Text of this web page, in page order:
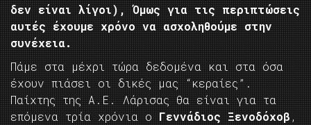
δεν είναι λίγοι), Όμως για τις περιπτώσεις
αυτές έχουμε χρόνο να ασχοληθούμε στην
συνέχεια.
Πάμε στα μέχρι τώρα δεδομένα και στα όσα
έχουν πιάσει οι δικές μας “κεραίες”.
Παίχτης της Α.Ε. Λάρισας θα είναι για τα
επόμενα τρία χρόνια ο Γεννάδιος Ξενοδόχοβ ,